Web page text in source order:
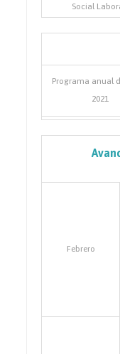
Social
Programa anual
2021
Febrero